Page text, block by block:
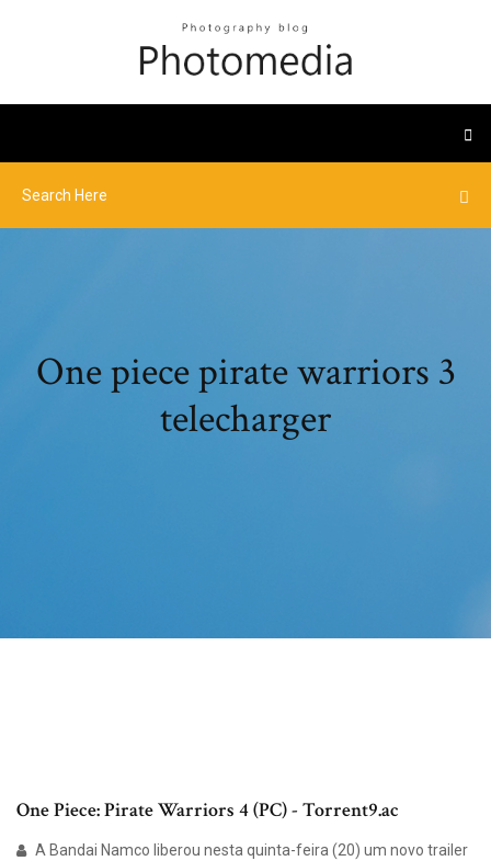
One piece pirate warriors 3
telecharger
One Piece: Pirate Warriors 4 (PC) - Torrent9.ac
A Bandai Namco liberou nesta quinta-feira (20) um novo trailer